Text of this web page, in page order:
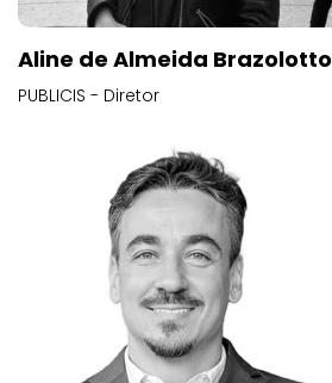
Aline de Almeida Brazolotto
PUBLICIS - Diretor